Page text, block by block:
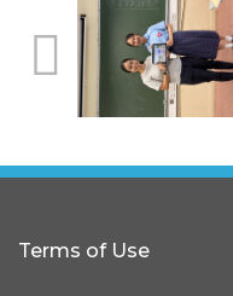
Terms of Use